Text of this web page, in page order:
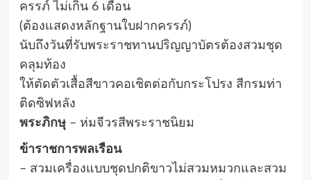
ครรภ์ ไม่เกิน 6 เดือน
(ต้องแสดงหลักฐานใบฝากครรภ์)
นับถึงวันที่รับพระราชทานปริญญาบัตรต้องสวมชุด
คลุมท้อง
ให้ตัดตัวเสื้อสีขาวคอเชิตต่อกับกระโปรง สีกรมท่า
ติดซิฟหลัง
พระภิกษุ– ห่มจีวรสีพระราชนิยม
ข้าราชการพลเรือน
– สวมเครื่องแบบชุดปกติขาวไม่สวมหมวกและสวม